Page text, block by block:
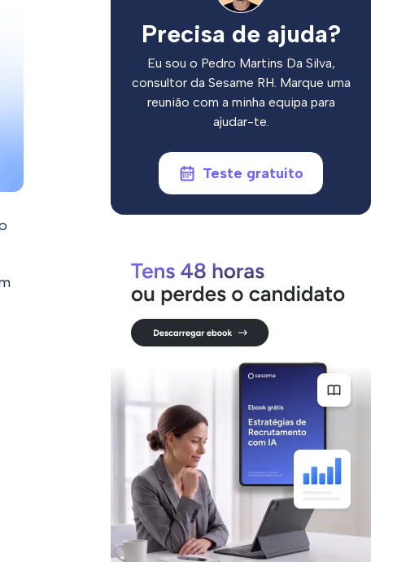
Precisa de ajuda?
Eu sou o Pedro Martins Da Silva,
consultor da Sesame RH. Marque uma
reunião com a minha equipa para
ajudar-te.
Teste gratuito